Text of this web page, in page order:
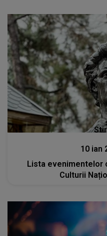
10 ian
Lista evenimentelor
Culturii